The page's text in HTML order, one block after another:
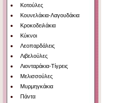
Κοτούλες
Κουνελάκια-Λαγουδάκια
Κροκοδειλάκια
Κύκνοι
Λεοπαρδάλεις
Λιβελούλες
Λιονταράκια-Τίγρεις
Μελισσούλες
Μυρμηγκάκια
Πάντα